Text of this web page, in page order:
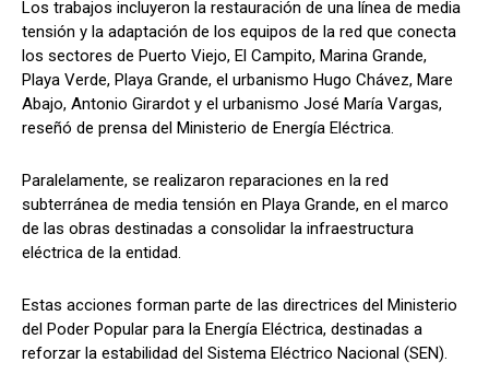
Los trabajos incluyeron la restauración de una línea de media
tensión y la adaptación de los equipos de la red que conecta
los sectores de Puerto Viejo, El Campito, Marina Grande,
Playa Verde, Playa Grande, el urbanismo Hugo Chávez, Mare
Abajo, Antonio Girardot y el urbanismo José María Vargas,
reseñó de prensa del Ministerio de Energía Eléctrica.
Paralelamente, se realizaron reparaciones en la red
subterránea de media tensión en Playa Grande, en el marco
de las obras destinadas a consolidar la infraestructura
eléctrica de la entidad.
Estas acciones forman parte de las directrices del Ministerio
del Poder Popular para la Energía Eléctrica, destinadas a
reforzar la estabilidad del Sistema Eléctrico Nacional (SEN).